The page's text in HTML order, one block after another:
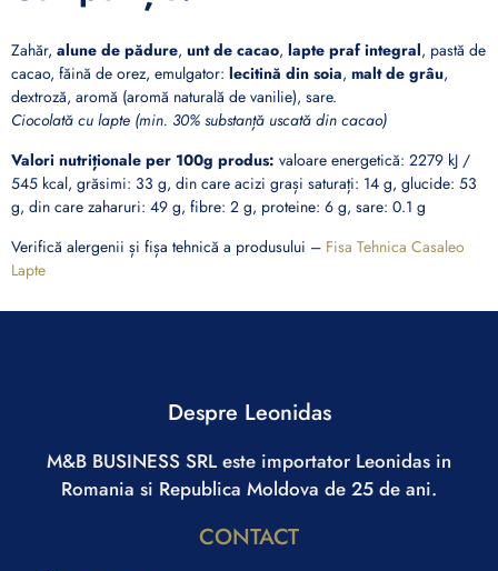
Zahăr, alune de pădure, unt de cacao, lapte praf integral, pastă de
cacao, făină de orez, emulgator: lecitină din soia, malt de grâu,
dextroză, aromă (aromă naturală de vanilie), sare.
Ciocolată cu lapte (min. 30% substanță uscată din cacao)
Valori nutriționale per 100g produs: valoare energetică: 2279 kJ /
545 kcal, grăsimi: 33 g, din care acizi grași saturați: 14 g, glucide: 53
g, din care zaharuri: 49 g, fibre: 2 g, proteine: 6 g, sare: 0.1 g
Verifică alergenii și fișa tehnică a produsului – Fisa Tehnica Casaleo
Lapte
Despre Leonidas
M&B BUSINESS SRL este importator Leonidas in
Romania si Republica Moldova de 25 de ani.
CONTACT